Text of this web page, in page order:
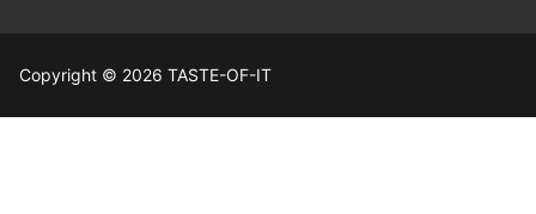
Copyright © 2026 TASTE-OF-IT